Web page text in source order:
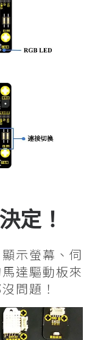
定！
示螢幕、伺
達驅動板來
問題！